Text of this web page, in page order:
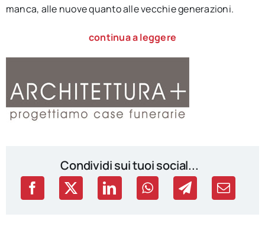
manca, alle nuove quanto alle vecchie generazioni.
continua a leggere
Condividi sui tuoi social...